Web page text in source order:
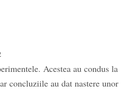
Acestea au condus la
concluziile au dat nastere unor